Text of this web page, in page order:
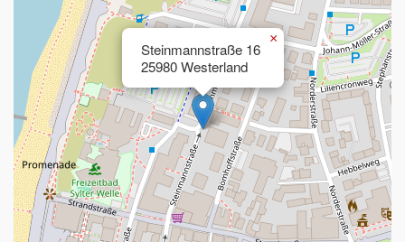
Steinmannstraße 16
25980 Westerland
×